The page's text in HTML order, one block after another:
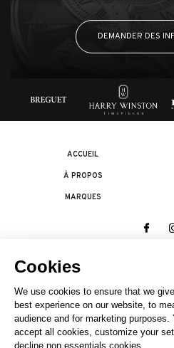
DEMANDER DES
ACCUEIL
À PROPOS
MARQUES
UNE ENTREPRISE DU